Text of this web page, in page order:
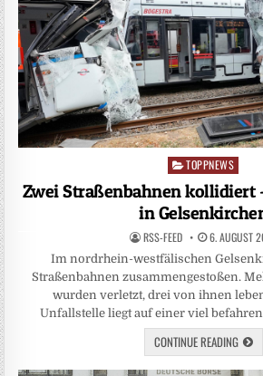
Posted
TOPPNEWS
Zwei Straßenbahnen kollidiert
in
RSS-FEED 6. AUGUST
Im nordrhein-westfälischen
Straßenbahnen zusammengestoßen.
wurden verletzt, drei von ihnen
Unfallstelle liegt auf einer viel
CONTINUE READING